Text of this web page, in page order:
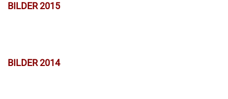
BILDER 2015
BILDER 2014